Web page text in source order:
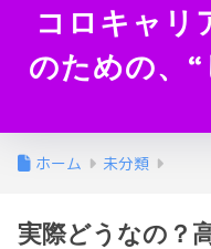
コロキャリ
のための、
ホーム 未分類
実際どうなの？